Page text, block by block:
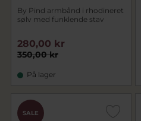
By Pind armbånd i rhodineret
sølv med funklende stav
350,00 kr
280,00 kr
På lager
SALE